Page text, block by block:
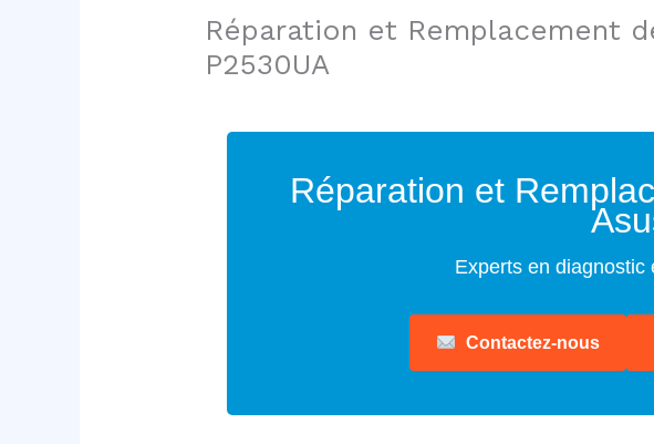
Réparation et Remplacement
P2530UA
Réparation et
Experts en diagnostic
Contactez-nous